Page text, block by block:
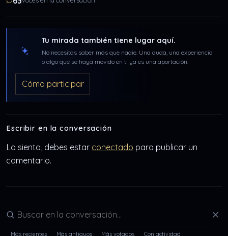
Tu mirada también tiene lugar aquí.
No necesitas saber más que nadie. Una duda, una experiencia
o algo que se haya movido en ti ya es una aportación.
Cómo participar
Escribir en la conversación
Lo siento, debes estar conectado para publicar un
comentario.
Buscar en la conversación
Más recientes Más antiguos Más votados Con actividad